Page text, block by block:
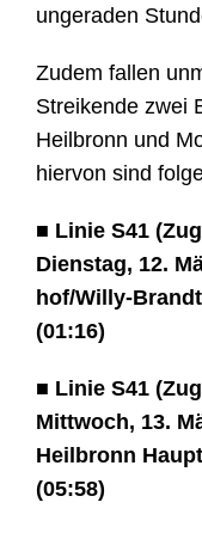
ungeraden
Zudem fallen
Streikende zwei
Heilbronn und
hiervon sind
■ Linie S41
Dienstag, 12.
hof/Willy-
(01:16)
■ Linie S41
Mittwoch, 13.
Heilbronn
(05:58)